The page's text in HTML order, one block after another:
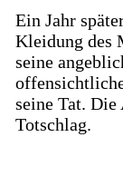
Ein Jahr
Kleidung des
seine
seine Tat.
Totschlag.